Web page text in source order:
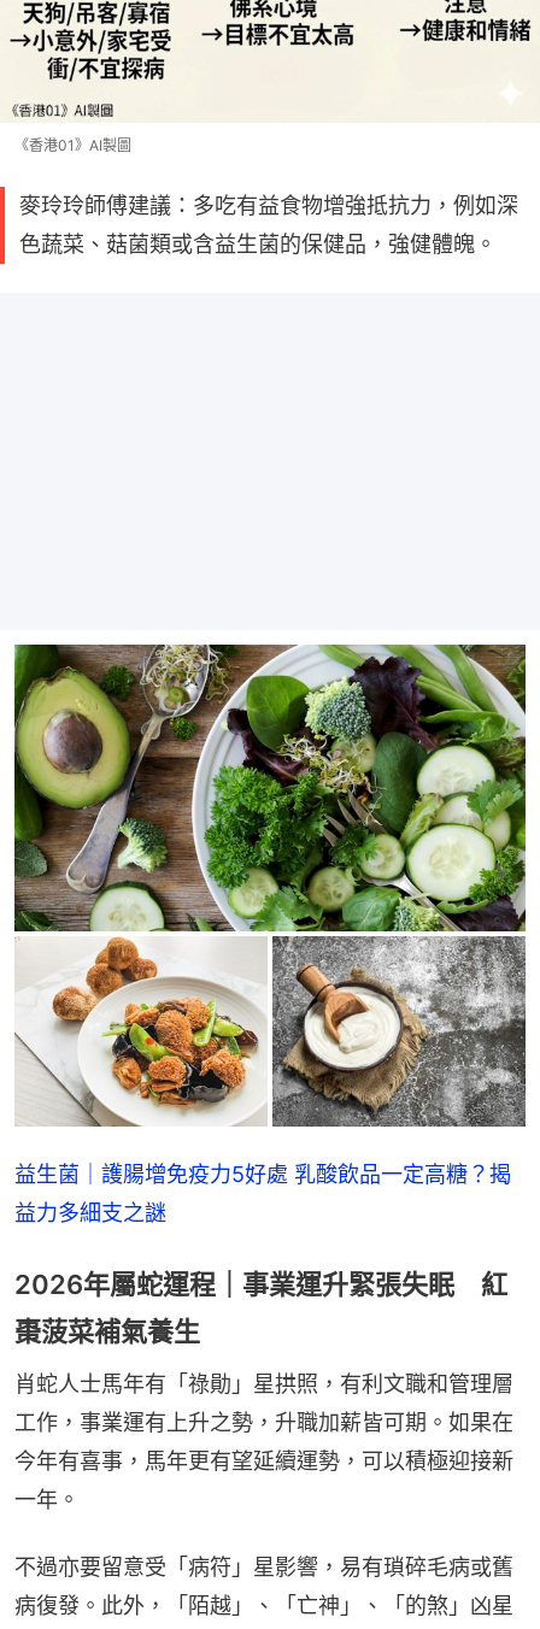
《香港01》AI製圖
麥玲玲師傅建議：多吃有益食物增強抵抗力，例如深
色蔬菜、菇菌類或含益生菌的保健品，強健體魄。
益生菌｜護腸增免疫力5好處 乳酸飲品一定高糖？揭
益力多細支之謎
2026年屬蛇運程｜事業運升緊張失眠 紅
棗菠菜補氣養生
肖蛇人士馬年有「祿勛」星拱照，有利文職和管理層
工作，事業運有上升之勢，升職加薪皆可期。如果在
今年有喜事，馬年更有望延續運勢，可以積極迎接新
一年。
不過亦要留意受「病符」星影響，易有瑣碎毛病或舊
病復發。此外，「陌越」、「亡神」、「的煞」凶星